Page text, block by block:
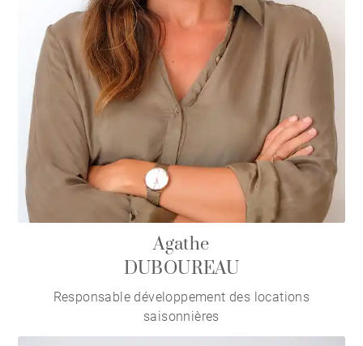
Agathe
DUBOUREAU
Responsable développement des locations
saisonnières